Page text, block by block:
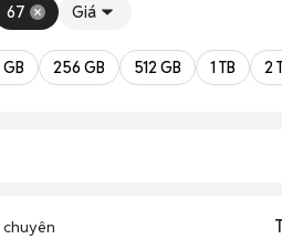
67 Giá
256 GB 512 GB 1 TB 2
chuyên